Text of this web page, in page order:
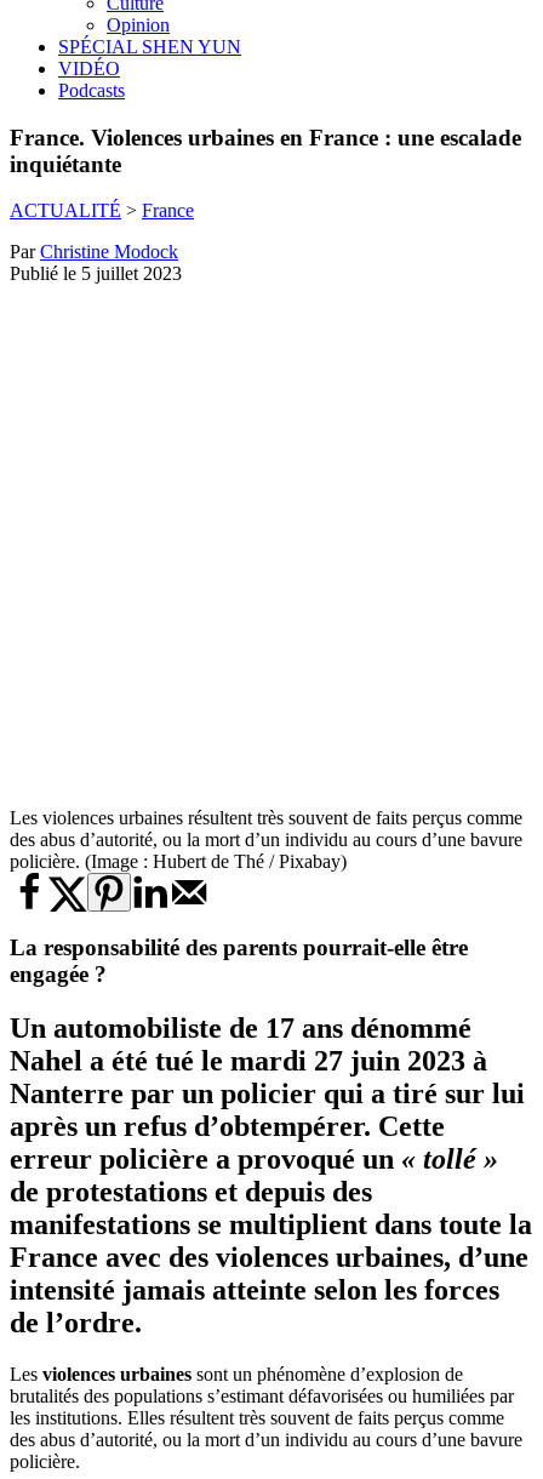
Opinion
SPÉCIAL SHEN YUN
VIDÉO
Podcasts
France. Violences urbaines en France : une escalade
inquiétante
ACTUALITÉ > France
ParChristine Modock
Publié le 5 juillet 2023
Les violences urbaines résultent très souvent de faits perçus comme
des abus d’autorité, ou la mort d’un individu au cours d’une bavure
policière. (Image : Hubert de Thé / Pixabay)
La responsabilité des parents pourrait-elle être
engagée ?
Un automobiliste de 17 ans dénommé
Nahel a été tué le mardi 27 juin 2023 à
Nanterre par un policier qui a tiré sur lui
après un refus d’obtempérer. Cette
erreur policière a provoqué un « tollé »
de protestations et depuis des
manifestations se multiplient dans toute la
France avec des violences urbaines, d’une
intensité jamais atteinte selon les forces
de l’ordre.
Les violences urbaines sont un phénomène d’explosion de
brutalités des populations s’estimant défavorisées ou humiliées par
les institutions. Elles résultent très souvent de faits perçus comme
des abus d’autorité, ou la mort d’un individu au cours d’une bavure
policière.